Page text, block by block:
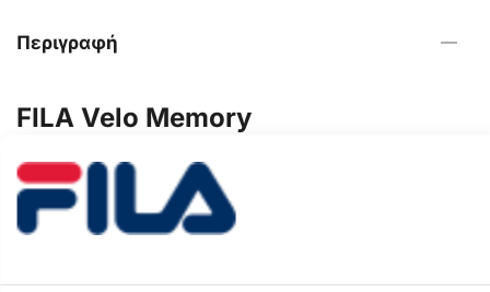
Περιγραφή
FILA Velo Memory
Ανακάλυψε άνεση και ευελιξία με τα FILA Velo Memory.
Ένα παιδικό athletic παπούτσι κατασκευασμένο από mesh
και PU για ελαφριά εφαρμογή και αναπνευσιμότητα, με
Phylon ενδιάμεση και εξωτερική σόλα για μαλακή